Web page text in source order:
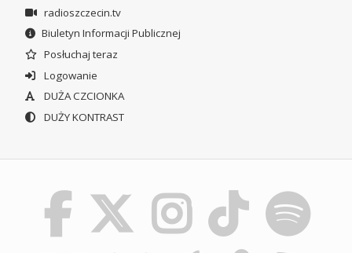
radioszczecin.tv
Biuletyn Informacji Publicznej
Posłuchaj teraz
Logowanie
DUŻA CZCIONKA
DUŻY KONTRAST